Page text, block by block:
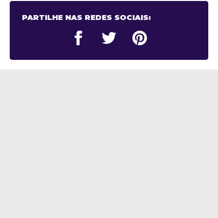
PARTILHE NAS REDES SOCIAIS: